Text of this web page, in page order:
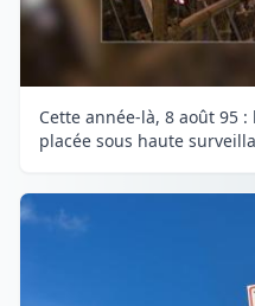
Cette année-là, 8 août 95
placée sous haute